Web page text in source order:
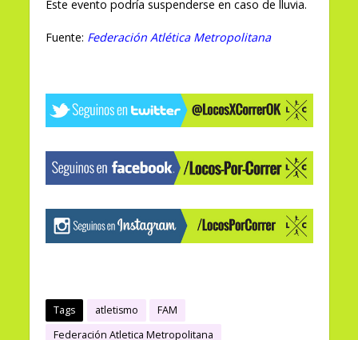
Este evento podría suspenderse en caso de lluvia.
Fuente: Federación Atlética Metropolitana
Tags atletismo
FAM
Federación Atletica Metropolitana